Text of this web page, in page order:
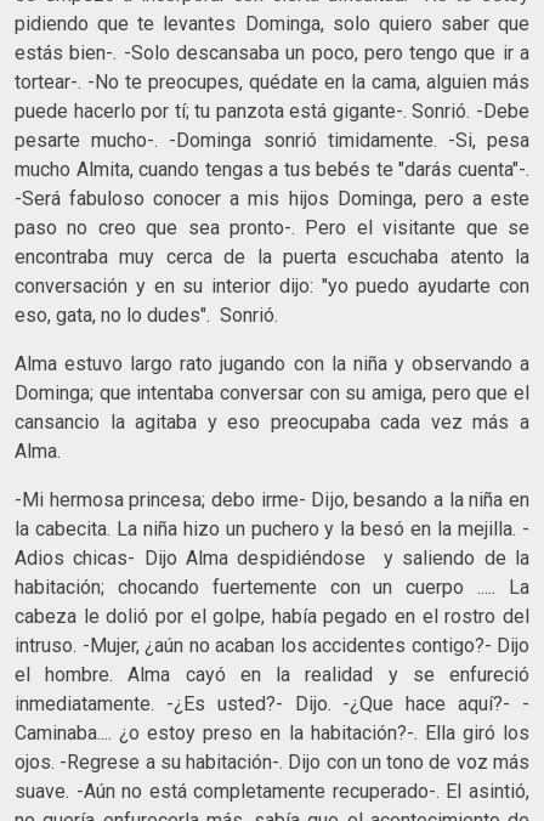
pidiendo que te levantes Dominga, solo quiero saber que
estás bien-. -Solo descansaba un poco, pero tengo que ir a
tortear-. -No te preocupes, quédate en la cama, alguien más
puede hacerlo por tí; tu panzota está gigante-. Sonrió. -Debe
pesarte mucho-. -Dominga sonrió timidamente. -Si, pesa
mucho Almita, cuando tengas a tus bebés te "darás cuenta"-.
-Será fabuloso conocer a mis hijos Dominga, pero a este
paso no creo que sea pronto-. Pero el visitante que se
encontraba muy cerca de la puerta escuchaba atento la
conversación y en su interior dijo: "yo puedo ayudarte con
eso, gata, no lo dudes". Sonrió.
Alma estuvo largo rato jugando con la niña y observando a
Dominga; que intentaba conversar con su amiga, pero que el
cansancio la agitaba y eso preocupaba cada vez más a
Alma.
-Mi hermosa princesa; debo irme- Dijo, besando a la niña en
la cabecita. La niña hizo un puchero y la besó en la mejilla. -
Adios chicas- Dijo Alma despidiéndose y saliendo de la
habitación; chocando fuertemente con un cuerpo ..... La
cabeza le dolió por el golpe, había pegado en el rostro del
intruso. -Mujer, ¿aún no acaban los accidentes contigo?- Dijo
el hombre. Alma cayó en la realidad y se enfureció
inmediatamente. -¿Es usted?- Dijo. -¿Que hace aquí?- -
Caminaba.... ¿o estoy preso en la habitación?-. Ella giró los
ojos. -Regrese a su habitación-. Dijo con un tono de voz más
suave. -Aún no está completamente recuperado-. El asintió,